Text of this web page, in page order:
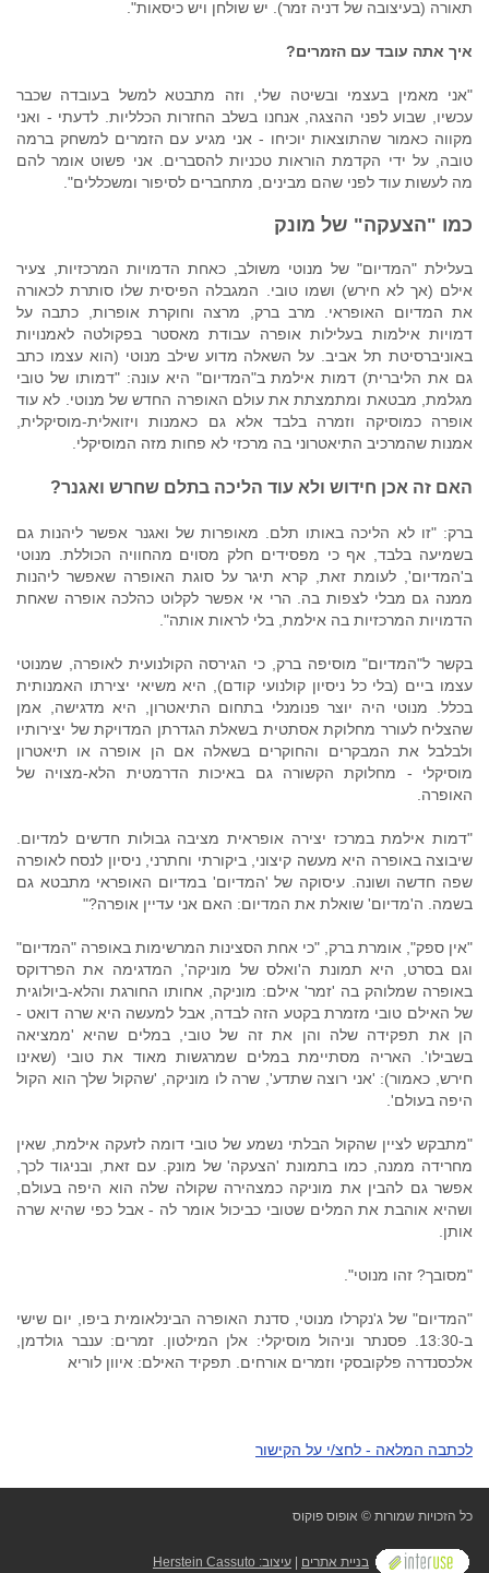
תאורה (בעיצובה של דניה זמר). יש שולחן ויש כיסאות".
איך אתה עובד עם הזמרים?
"אני מאמין בעצמי ובשיטה שלי, וזה מתבטא למשל בעובדה שכבר
עכשיו, שבוע לפני ההצגה, אנחנו בשלב החזרות הכלליות. לדעתי - ואני
מקווה כאמור שהתוצאות יוכיחו - אני מגיע עם הזמרים למשחק ברמה
טובה, על ידי הקדמת הוראות טכניות להסברים. אני פשוט אומר להם
מה לעשות עוד לפני שהם מבינים, מתחברים לסיפור ומשכללים".
כמו "הצעקה" של מונק
בעלילת "המדיום" של מנוטי משולב, כאחת הדמויות המרכזיות, צעיר
אילם (אך לא חירש) ושמו טובי. המגבלה הפיסית שלו סותרת לכאורה
את המדיום האופראי. מרב ברק, מרצה וחוקרת אופרות, כתבה על
דמויות אילמות בעלילות אופרה עבודת מאסטר בפקולטה לאמנויות
באוניברסיטת תל אביב. על השאלה מדוע שילב מנוטי (הוא עצמו כתב
גם את הליברית) דמות אילמת ב"המדיום" היא עונה: "דמותו של טובי
מגלמת, מבטאת ומתמצתת את עולם האופרה החדש של מנוטי. לא עוד
אופרה כמוסיקה וזמרה בלבד אלא גם כאמנות ויזואלית-מוסיקלית,
אמנות שהמרכיב התיאטרוני בה מרכזי לא פחות מזה המוסיקלי.
האם זה אכן חידוש ולא עוד הליכה בתלם שחרש ואגנר?
ברק: "זו לא הליכה באותו תלם. מאופרות של ואגנר אפשר ליהנות גם
בשמיעה בלבד, אף כי מפסידים חלק מסוים מהחוויה הכוללת. מנוטי
ב'המדיום', לעומת זאת, קרא תיגר על סוגת האופרה שאפשר ליהנות
ממנה גם מבלי לצפות בה. הרי אי אפשר לקלוט כהלכה אופרה שאחת
הדמויות המרכזיות בה אילמת, בלי לראות אותה".
בקשר ל"המדיום" מוסיפה ברק, כי הגירסה הקולנועית לאופרה, שמנוטי
עצמו ביים (בלי כל ניסיון קולנועי קודם), היא משיאי יצירתו האמנותית
בכלל. מנוטי היה יוצר פנומנלי בתחום התיאטרון, היא מדגישה, אמן
שהצליח לעורר מחלוקת אסתטית בשאלת הגדרתן המדויקת של יצירותיו
ולבלבל את המבקרים והחוקרים בשאלה אם הן אופרה או תיאטרון
מוסיקלי - מחלוקת הקשורה גם באיכות הדרמטית הלא-מצויה של
האופרה.
"דמות אילמת במרכז יצירה אופראית מציבה גבולות חדשים למדיום.
שיבוצה באופרה היא מעשה קיצוני, ביקורתי וחתרני, ניסיון לנסח לאופרה
שפה חדשה ושונה. עיסוקה של 'המדיום' במדיום האופראי מתבטא גם
בשמה. ה'מדיום' שואלת את המדיום: האם אני עדיין אופרה?"
"אין ספק", אומרת ברק, "כי אחת הסצינות המרשימות באופרה "המדיום"
וגם בסרט, היא תמונת ה'ואלס של מוניקה', המדגימה את הפרדוקס
באופרה שמלוהק בה 'זמר' אילם: מוניקה, אחותו החורגת והלא-ביולוגית
של האילם טובי מזמרת בקטע הזה לבדה, אבל למעשה היא שרה דואט -
הן את תפקידה שלה והן את זה של טובי, במלים שהיא 'ממציאה
בשבילו'. האריה מסתיימת במלים שמרגשות מאוד את טובי (שאינו
חירש, כאמור): 'אני רוצה שתדע', שרה לו מוניקה, 'שהקול שלך הוא הקול
היפה בעולם'.
"מתבקש לציין שהקול הבלתי נשמע של טובי דומה לזעקה אילמת, שאין
מחרידה ממנה, כמו בתמונת 'הצעקה' של מונק. עם זאת, ובניגוד לכך,
אפשר גם להבין את מוניקה כמצהירה שקולה שלה הוא היפה בעולם,
ושהיא אוהבת את המלים שטובי כביכול אומר לה - אבל כפי שהיא שרה
אותן.
"מסובך? זהו מנוטי".
"המדיום" של ג'נקרלו מנוטי, סדנת האופרה הבינלאומית ביפו, יום שישי
ב-13:30. פסנתר וניהול מוסיקלי: אלן המילטון. זמרים: ענבר גולדמן,
אלכסנדרה פלקובסקי וזמרים אורחים. תפקיד האילם: איוון לוריא
לכתבה המלאה - לחצ/י על הקישור
כל הזכויות שמורות © אופוס פוקוס
בניית אתרים | עיצוב: Herstein Cassuto